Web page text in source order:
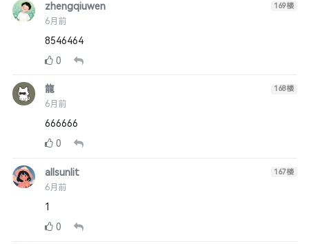
zhengqiuwen
6月前
169楼
8546464
0
龍
6月前
168楼
666666
0
allsunlit
6月前
167楼
1
0